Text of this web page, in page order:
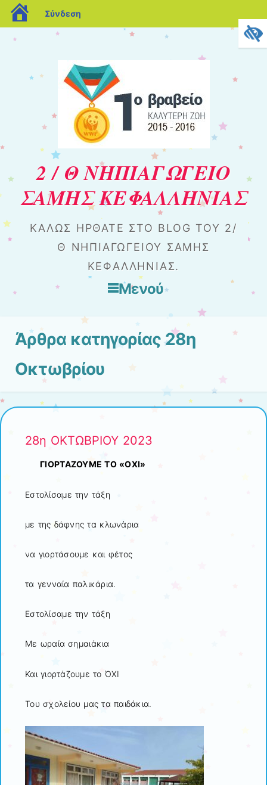
blogs.sch.gr
Σύνδεση
2 / Θ ΝΗΠΙΑΓΩΓΕΙΟ
ΣΑΜΗΣ ΚΕΦΑΛΛΗΝΙΑΣ
ΚΑΛΏΣ ΉΡΘΑΤΕ ΣΤΟ BLOG ΤΟΥ 2/
Θ ΝΗΠΙΑΓΩΓΕΊΟΥ ΣΆΜΗΣ
ΚΕΦΑΛΛΗΝΊΑΣ.
Μενού
Άρθρα κατηγορίας28η
Οκτωβρίου
28η ΟΚΤΩΒΡΙΟΥ 2023
ΓΙΟΡΤΑΖΟΥΜΕ ΤΟ «ΟΧΙ»
Εστολίσαμε την τάξη
με της δάφνης τα κλωνάρια
να γιορτάσουμε και φέτος
τα γενναία παλικάρια.
Εστολίσαμε την τάξη
Με ωραία σημαιάκια
Και γιορτάζουμε το ΌΧΙ
Του σχολείου μας τα παιδάκια.